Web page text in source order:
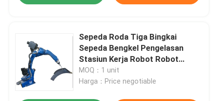
Sepeda Roda Tiga Bingkai
Sepeda Bengkel Pengelasan
Stasiun Kerja Robot Robot
Workcell
MOQ：1 unit
Harga：Price negotiable